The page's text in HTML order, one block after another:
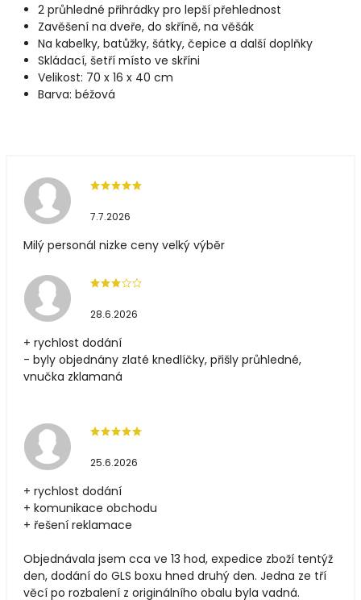
2 průhledné přihrádky pro lepší přehlednost
Zavěšení na dveře, do skříně, na věšák
Na kabelky, batůžky, šátky, čepice a další doplňky
Skládací, šetří místo ve skříni
Velikost: 70 x 16 x 40 cm
Barva: béžová
7.7.2026
Milý personál nizke ceny velký výběr
28.6.2026
+ rychlost dodání
- byly objednány zlaté knedlíčky, přišly průhledné,
vnučka zklamaná
25.6.2026
+ rychlost dodání
+ komunikace obchodu
+ řešení reklamace
Objednávala jsem cca ve 13 hod, expedice zboží tentýž
den, dodání do GLS boxu hned druhý den. Jedna ze tří
věcí po rozbalení z originálního obalu byla vadná.